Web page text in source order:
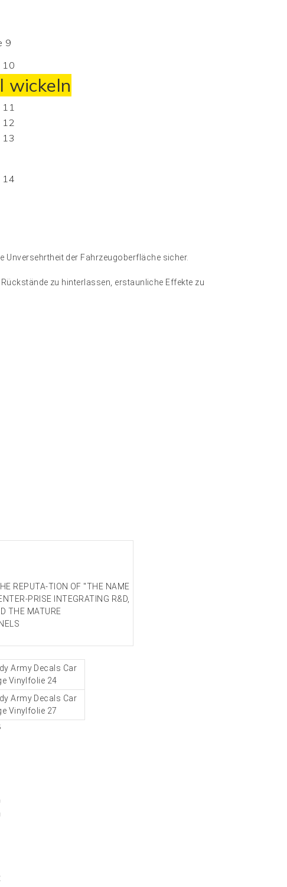
wickeln
der Fahrzeugoberfläche sicher.
zu hinterlassen, erstaunliche Effekte zu
REPUTA-TION OF "THE NAME
PRISE INTEGRATING R&D,
THE MATURE